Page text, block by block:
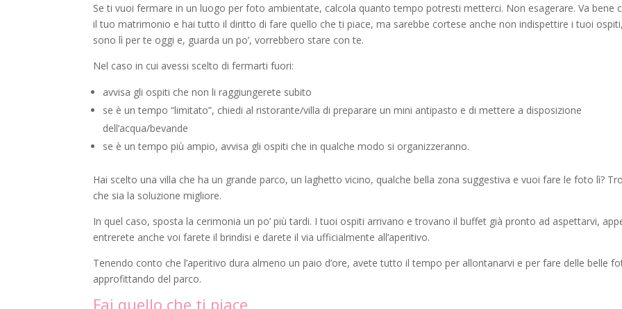
Se ti vuoi fermare in un luogo per foto ambientate, calcola quanto tempo potresti metterci. Non esagerare. Va bene
il tuo matrimonio e hai tutto il diritto di fare quello che ti piace, ma sarebbe cortese anche non indispettire i tuoi
sono lì per te oggi e, guarda un po’, vorrebbero stare con te.
Nel caso in cui avessi scelto di fermarti fuori:
avvisa gli ospiti che non li raggiungerete subito
se è un tempo “limitato”, chiedi al ristorante/villa di preparare un mini antipasto e di mettere a disposizione
dell’acqua/bevande
se è un tempo più ampio, avvisa gli ospiti che in qualche modo si organizzeranno.
Hai scelto una villa che ha un grande parco, un laghetto vicino, qualche bella zona suggestiva e vuoi fare le foto lì?
che sia la soluzione migliore.
In quel caso, sposta la cerimonia un po’ più tardi. I tuoi ospiti arrivano e trovano il buffet già pronto ad aspettarvi,
entrerete anche voi farete il brindisi e darete il via ufficialmente all’aperitivo.
Tenendo conto che l’aperitivo dura almeno un paio d’ore, avete tutto il tempo per allontanarvi e per fare delle belle
approfittando del parco.
Fai quello che ti piace